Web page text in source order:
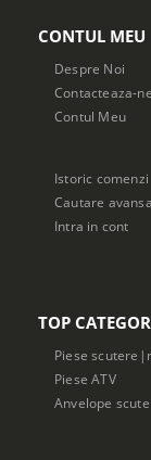
CONTUL MEU
Despre Noi
Contacteaza-ne
Contul Meu
Istoric comenzi
Cautare
Intra in cont
TOP
Piese
Piese ATV
Anvelope